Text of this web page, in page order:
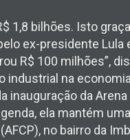
1,8 bilhões. Isto
ex-presidente Lula
R$ 100 milhões”,
industrial na
inauguração da
ela mantém
no bairro da